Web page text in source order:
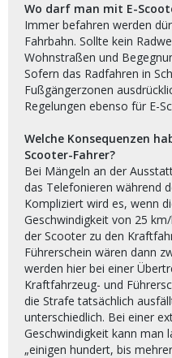
Wo darf man mit E-
Immer befahren werden
Fahrbahn. Sollte kein
Wohnstraßen und
Sofern das Radfahren in
Fußgängerzonen
Regelungen ebenso für E-
Welche Konsequenzen
Scooter-Fahrer?
Bei Mängeln an der
das Telefonieren während
Kompliziert wird es, wenn
Geschwindigkeit von 25
der Scooter zu den
Führerschein wären dann
werden hier bei einer
Kraftfahrzeug- und
die Strafe tatsächlich
unterschiedlich. Bei einer
Geschwindigkeit kann man
„einigen hundert, bis